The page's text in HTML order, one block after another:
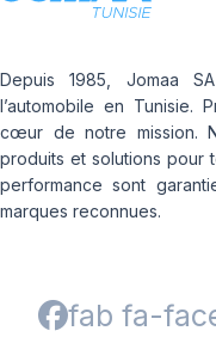
Depuis 1985, Jomaa
l’automobile en Tunisie.
cœur de notre mission.
produits et solutions pour
performance sont
marques reconnues.
fab fa-